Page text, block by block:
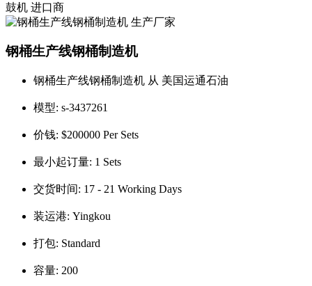
鼓机 进口商
钢桶生产线钢桶制造机
钢桶生产线钢桶制造机 从 美国运通石油
模型: s-3437261
价钱: $200000 Per Sets
最小起订量: 1 Sets
交货时间: 17 - 21 Working Days
装运港: Yingkou
打包: Standard
容量: 200